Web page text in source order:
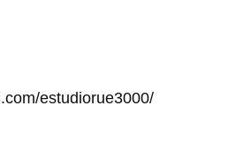
estudiorue3000/